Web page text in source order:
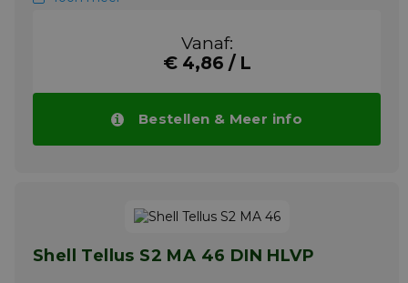
Meer info
hydrauliek systemen die met lage en hoge
wisselende belastingen intensief worden
+ Hydraulische persen
werksnelheden
Vanaf:
€ 4,86 / L
Bestellen & Meer info
Shell Tellus S2 MA 46 DIN HLVP